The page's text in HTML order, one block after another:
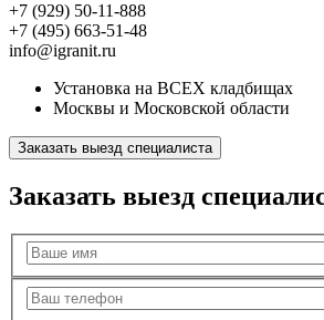
+7 (929) 50-11-888
+7 (495) 663-51-48
info@igranit.ru
Установка на ВСЕХ кладбищах
Москвы и Московской области
Заказать выезд специалиста
Заказать выезд